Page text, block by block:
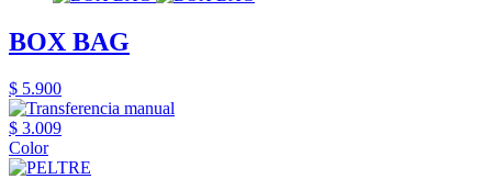
BOX BAG
$ 5.900
$ 3.009
Color